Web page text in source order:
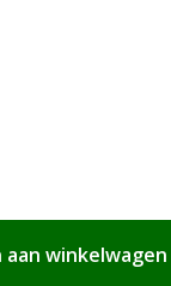
winkelwagen